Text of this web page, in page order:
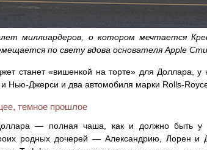
миллиардеров, о котором мечтается
по свету вдова основателя Apple
станет «вишенкой на торте» для Доллара, у
Нью-Джерси и два автомобиля марки Rolls-
темное прошлое
— полная чаша, как и должно быть у
родных дочерей — Александрию, Лорен